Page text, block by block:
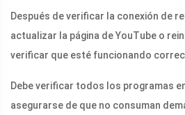
Después de verificar la conexión de
actualizar la página de YouTube o
verificar que esté funcionando
Debe verificar todos los programas
asegurarse de que no consuman